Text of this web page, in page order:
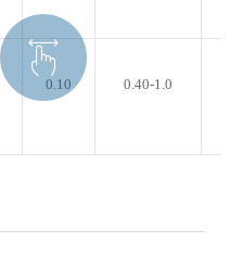
0.10 0.40-1.0